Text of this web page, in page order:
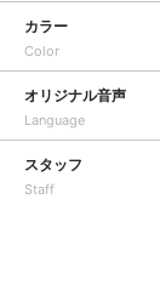
カラー
Color
オリジナル音声
Language
スタッフ
Staff